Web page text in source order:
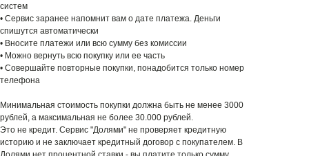
систем
• Сервис заранее напомнит вам о дате платежа. Деньги
спишутся автоматически
• Вносите платежи или всю сумму без комиссии
• Можно вернуть всю покупку или ее часть
• Совершайте повторные покупки, понадобится только номер
телефона
Минимальная стоимость покупки должна быть не менее 3000
рублей, а максимальная не более 30.000 рублей.
Это не кредит. Сервис "Долями" не проверяет кредитную
историю и не заключает кредитный договор с покупателем. В